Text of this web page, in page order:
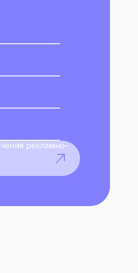
рекламно-